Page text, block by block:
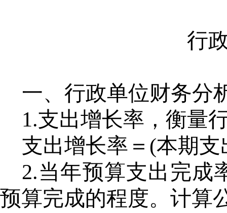
行
一、行政单位财务分
1.支出增长率，衡量
支出增长率＝ (本期支
2.当年预算支出完成
预算完成的程度。计算